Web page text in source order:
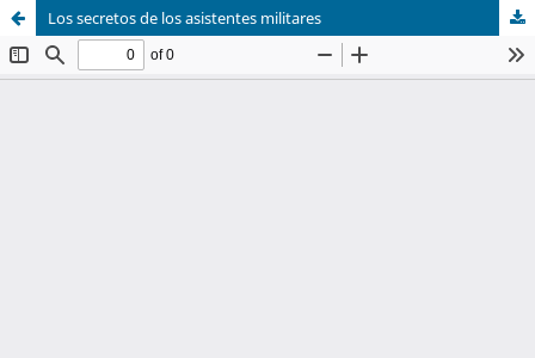
Los secretos de los asistentes militares